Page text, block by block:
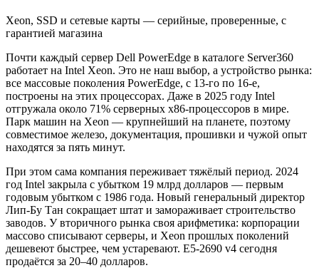
Xeon, SSD и сетевые карты — серийные, проверенные, с
гарантией магазина
Почти каждый сервер Dell PowerEdge в каталоге Server360
работает на Intel Xeon. Это не наш выбор, а устройство рынка:
все массовые поколения PowerEdge, с 13-го по 16-е,
построены на этих процессорах. Даже в 2025 году Intel
отгружала около 71% серверных x86-процессоров в мире.
Парк машин на Xeon — крупнейший на планете, поэтому
совместимое железо, документация, прошивки и чужой опыт
находятся за пять минут.
При этом сама компания переживает тяжёлый период. 2024
год Intel закрыла с убытком 19 млрд долларов — первым
годовым убытком с 1986 года. Новый генеральный директор
Лип-Бу Тан сокращает штат и замораживает строительство
заводов. У вторичного рынка своя арифметика: корпорации
массово списывают серверы, и Xeon прошлых поколений
дешевеют быстрее, чем устаревают. E5-2690 v4 сегодня
продаётся за 20–40 долларов.